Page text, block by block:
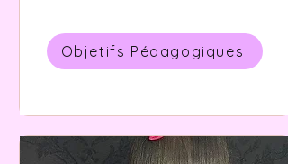
Objetifs Pédagogiques